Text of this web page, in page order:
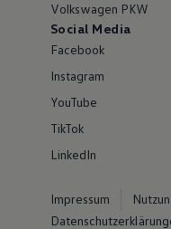
Volkswagen PKW
Social Media
Facebook
Instagram
YouTube
TikTok
LinkedIn
Impressum